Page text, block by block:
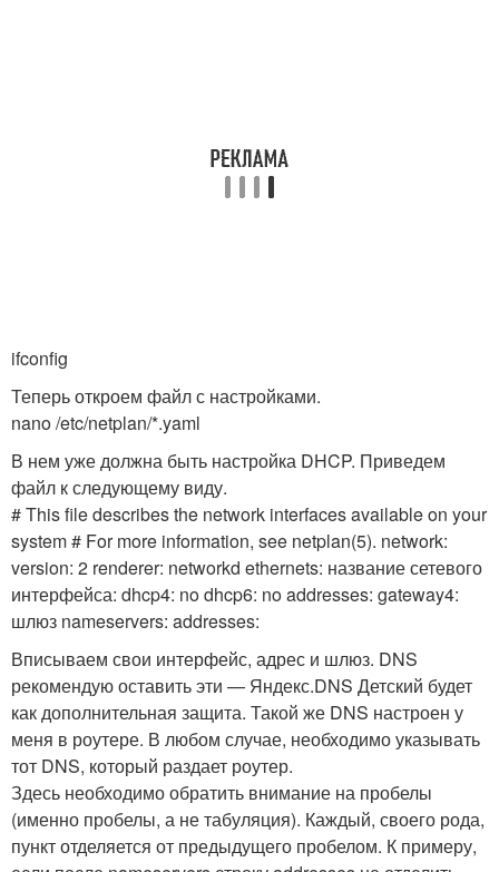
ifconfig
Теперь откроем файл с настройками.
nano /etc/netplan/*.yaml
В нем уже должна быть настройка DHCP. Приведем
файл к следующему виду.
# This file describes the network interfaces available on your
system # For more information, see netplan(5). network:
version: 2 renderer: networkd ethernets: название сетевого
интерфейса: dhcp4: no dhcp6: no addresses: gateway4:
шлюз nameservers: addresses:
Вписываем свои интерфейс, адрес и шлюз. DNS
рекомендую оставить эти — Яндекс.DNS Детский будет
как дополнительная защита. Такой же DNS настроен у
меня в роутере. В любом случае, необходимо указывать
тот DNS, который раздает роутер.
Здесь необходимо обратить внимание на пробелы
(именно пробелы, а не табуляция). Каждый, своего рода,
пункт отделяется от предыдущего пробелом. К примеру,